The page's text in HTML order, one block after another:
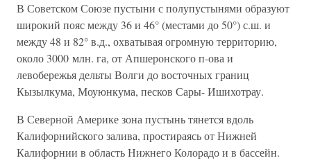
В Советском Союзе пустыни с полупустынями образуют
широкий пояс между 36 и 46° (местами до 50°) с.ш. и
между 48 и 82° в.д., охватывая огромную территорию,
около 3000 млн. га, от Апшеронского п-ова и
левобережья дельты Волги до восточных границ
Кызылкума, Моуюнкума, песков Сары- Ишихотрау.
В Северной Америке зона пустынь тянется вдоль
Калифорнийского залива, простираясь от Нижней
Калифорнии в область Нижнего Колорадо и в бассейн.